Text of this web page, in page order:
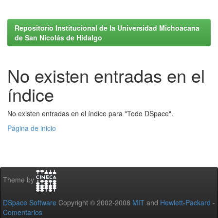
Repositorio Institucional de la Universidad Michoacana
de San Nicolás de Hidalgo
No existen entradas en el
índice
No existen entradas en el índice para "Todo DSpace".
Página de inicio
Theme by
DSpace Software Copyright © 2002-2008 MIT and Hewlett-Packard -
Comentarios